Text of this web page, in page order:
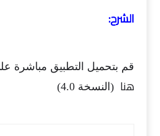
الشرح:
قم بتحميل ﺍﻟﺘﻄﺒﻴﻖ ﻣﺒﺎﺷﺮﺓ
ﻫﻨﺎ (النسخة 4.0)